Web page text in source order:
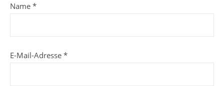
Name *
E-Mail-Adresse *